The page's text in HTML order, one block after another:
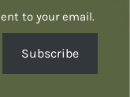
to your email.
Subscribe